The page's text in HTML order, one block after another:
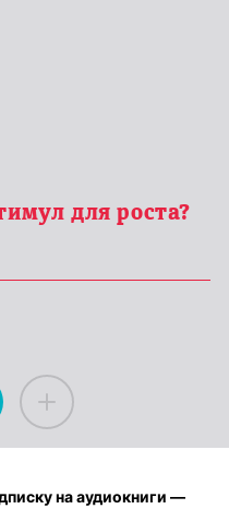
для роста?
на аудиокниги —